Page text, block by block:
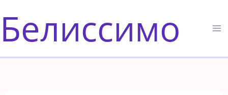
к
содержимому
Белиссимо